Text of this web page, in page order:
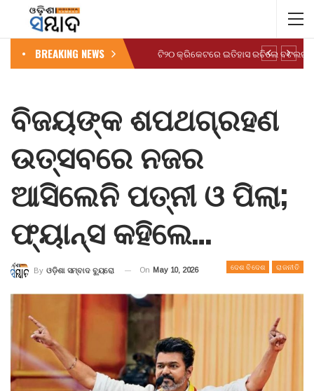
BREAKING NEWS
ବିଜୟଙ୍କ ଶପଥଗ୍ରହଣ
ଉତ୍ସବରେ ନଜର
ଆସିଲେନି ପତ୍ନୀ ଓ ପିଲା;
ଫ୍ୟାନ୍ସ କହିଲେ…
ଦେଶ ବିଦେଶ ରାଜନୀତି
By ଓଡ଼ିଶା ସମ୍ବାଦ ବ୍ୟୁରୋ On May 10, 2026